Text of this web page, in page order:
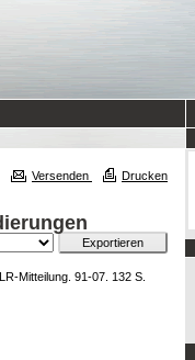
Versenden Drucken
Mitteilung. 91-07. 132 S.